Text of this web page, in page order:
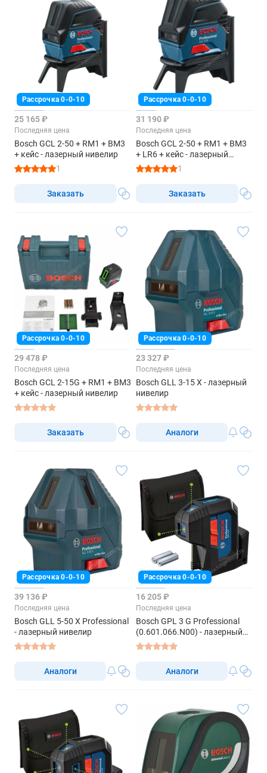
Рассрочка 0-0-10
25 165 ₽
Последняя цена
Bosch GCL 2-50 + RM1 + BM3
+ кейс - лазерный нивелир
1
Заказать
Рассрочка 0-0-10
31 190 ₽
Последняя цена
Bosch GCL 2-50 + RM1 + BM3
+ LR6 + кейс - лазерный
нивелир
1
Заказать
Рассрочка 0-0-10
29 478 ₽
Последняя цена
Bosch GCL 2-15G + RM1 + BM3
+ кейс - лазерный нивелир
Заказать
Рассрочка 0-0-10
23 327 ₽
Последняя цена
Bosch GLL 3-15 X - лазерный
нивелир
Аналоги
Рассрочка 0-0-10
39 136 ₽
Последняя цена
Bosch GLL 5-50 X Professional
- лазерный нивелир
Аналоги
Рассрочка 0-0-10
16 205 ₽
Последняя цена
Bosch GPL 3 G Professional
(0.601.066.N00) - лазерный
нивелир с зеленым лучом
Аналоги